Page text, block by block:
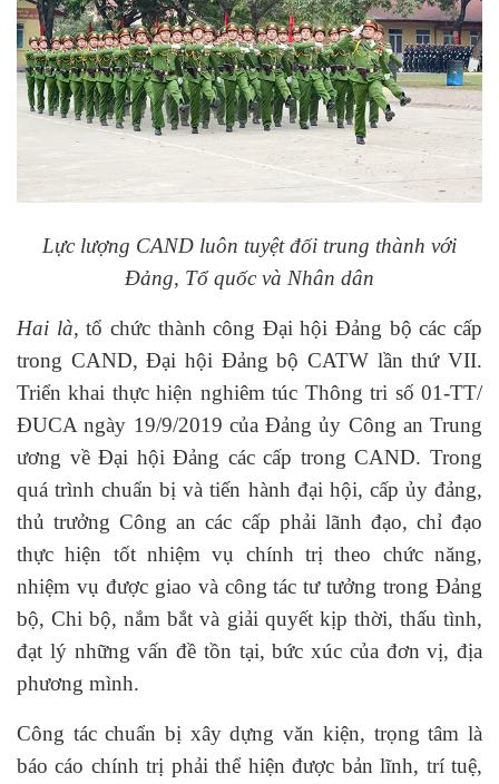
Lực lượng CAND luôn tuyệt đối trung thành với
Đảng, Tổ quốc và Nhân dân
Hai là, tổ chức thành công Đại hội Đảng bộ các cấp
trong CAND, Đại hội Đảng bộ CATW lần thứ VII.
Triển khai thực hiện nghiêm túc Thông tri số 01-TT/
ĐUCA ngày 19/9/2019 của Đảng ủy Công an Trung
ương về Đại hội Đảng các cấp trong CAND. Trong
quá trình chuẩn bị và tiến hành đại hội, cấp ủy đảng,
thủ trưởng Công an các cấp phải lãnh đạo, chỉ đạo
thực hiện tốt nhiệm vụ chính trị theo chức năng,
nhiệm vụ được giao và công tác tư tưởng trong Đảng
bộ, Chi bộ, nắm bắt và giải quyết kịp thời, thấu tình,
đạt lý những vấn đề tồn tại, bức xúc của đơn vị, địa
phương mình.
Công tác chuẩn bị xây dựng văn kiện, trọng tâm là
báo cáo chính trị phải thể hiện được bản lĩnh, trí tuệ,